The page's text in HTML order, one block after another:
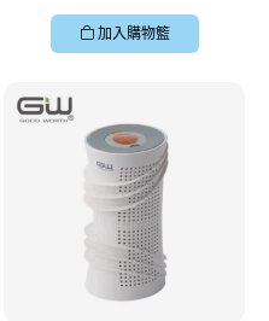
加入購物籃